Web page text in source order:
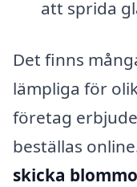
att sprida
Det finns
lämpliga för
företag
beställas
skicka